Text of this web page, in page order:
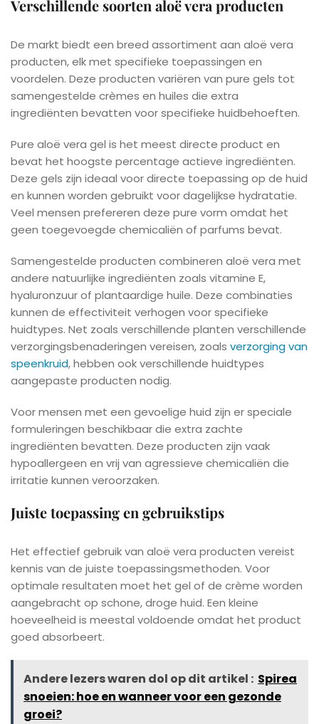
Verschillende soorten aloë vera producten
De markt biedt een breed assortiment aan aloë vera
producten, elk met specifieke toepassingen en
voordelen. Deze producten variëren van pure gels tot
samengestelde crèmes en huiles die extra
ingrediënten bevatten voor specifieke huidbehoeften.
Pure aloë vera gel is het meest directe product en
bevat het hoogste percentage actieve ingrediënten.
Deze gels zijn ideaal voor directe toepassing op de huid
en kunnen worden gebruikt voor dagelijkse hydratatie.
Veel mensen prefereren deze pure vorm omdat het
geen toegevoegde chemicaliën of parfums bevat.
Samengestelde producten combineren aloë vera met
andere natuurlijke ingrediënten zoals vitamine E,
hyaluronzuur of plantaardige huile. Deze combinaties
kunnen de effectiviteit verhogen voor specifieke
huidtypes. Net zoals verschillende planten verschillende
verzorgingsbenaderingen vereisen, zoals verzorging van
speenkruid, hebben ook verschillende huidtypes
aangepaste producten nodig.
Voor mensen met een gevoelige huid zijn er speciale
formuleringen beschikbaar die extra zachte
ingrediënten bevatten. Deze producten zijn vaak
hypoallergeen en vrij van agressieve chemicaliën die
irritatie kunnen veroorzaken.
Juiste toepassing en gebruikstips
Het effectief gebruik van aloë vera producten vereist
kennis van de juiste toepassingsmethoden. Voor
optimale resultaten moet het gel of de crème worden
aangebracht op schone, droge huid. Een kleine
hoeveelheid is meestal voldoende omdat het product
goed absorbeert.
Andere lezers waren dol op dit artikel : Spirea
snoeien: hoe en wanneer voor een gezonde
groei?